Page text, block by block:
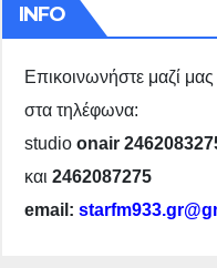
INFO
Επικοινωνήστε μαζί μας
στα τηλέφωνα:
studio onair
και 2462087275
email: